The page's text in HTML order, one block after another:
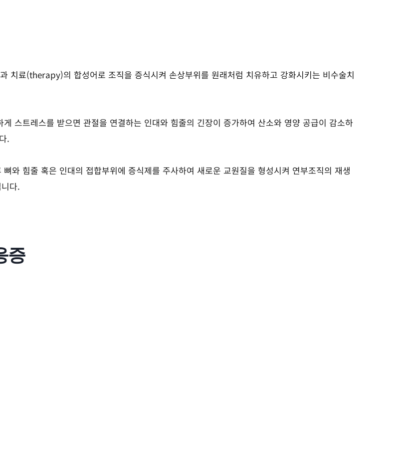
료(therapy)의 합성어로 조직을 증식시켜 손상부위를 원래처럼 치유하고 강화시키는 비수술치
스트레스를 받으면 관절을 연결하는 인대와 힘줄의 긴장이 증가하여 산소와 영양 공급이 감소하
.
와 힘줄 혹은 인대의 접합부위에 증식제를 주사하여 새로운 교원질을 형성시켜 연부조직의 재생
다.
증